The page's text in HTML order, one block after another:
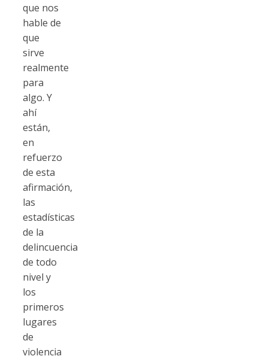
que nos
hable de
que
sirve
realmente
para
algo. Y
ahí
están,
en
refuerzo
de esta
afirmación,
las
estadísticas
de la
delincuencia
de todo
nivel y
los
primeros
lugares
de
violencia